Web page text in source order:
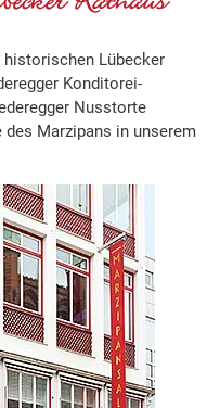
Lübecker
Konditorei-
Nusstorte
des Marzipans in unserem